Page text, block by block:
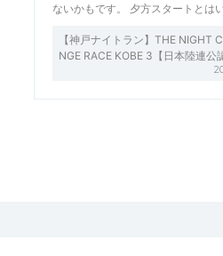
ないかもです。 夕方スタートとは
【神戸ナイトラン】THE NIGHT
NGE RACE KOBE 3【日本陸連公